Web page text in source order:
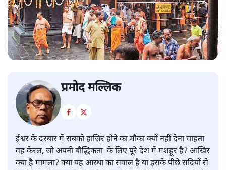
प्रमोद मल्लिक
ईश्वर के दरबार में सबको हाज़िर होने का मौका क्यों नहीं देना चाहता
वह केरल, जो अपनी बौद्धिकता के लिए पूरे देश में मशहूर है? आखिर
क्या है मामला? क्या यह आस्था का सवाल है या इसके पीछे सदियों से